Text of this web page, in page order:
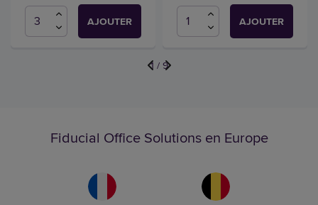
AJOUTER AJOUTER
1 / 9
Fiducial Office Solutions en Europe